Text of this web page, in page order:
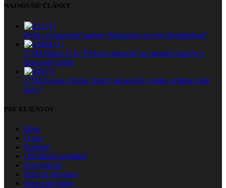
NAJNOVŠIE ČLÁNKY
Prečo sú japonské motory Panasonic novým štandardom?
CTM Metric GX: Štýlová odpoveď na mestské zápchy a
kopcovitý terén
CTM Areon a Pulze: Ktorý slovenský e-bike ovládne naše
hory?
PRE KLIENTOV
Blog
O nás
Kontakt
Obľúbené produkty
Porovnávač
Rozvoz bicyklov
Servis bicyklov